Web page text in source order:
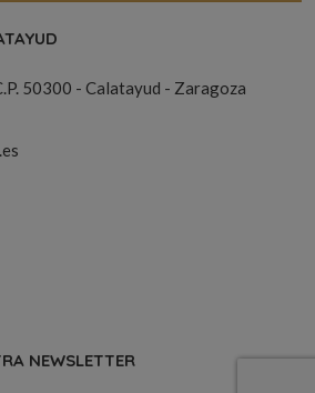
50300 - Calatayud - Zaragoza
NEWSLETTER